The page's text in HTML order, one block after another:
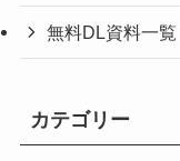
無料DL資料一覧
カテゴリー